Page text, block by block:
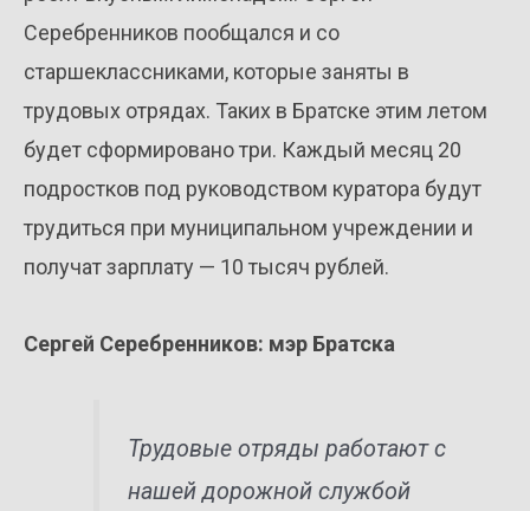
Серебренников пообщался и со
старшеклассниками, которые заняты в
трудовых отрядах. Таких в Братске этим летом
будет сформировано три. Каждый месяц 20
подростков под руководством куратора будут
трудиться при муниципальном учреждении и
получат зарплату — 10 тысяч рублей.
Сергей Серебренников: мэр Братска
Трудовые отряды работают с
нашей дорожной службой